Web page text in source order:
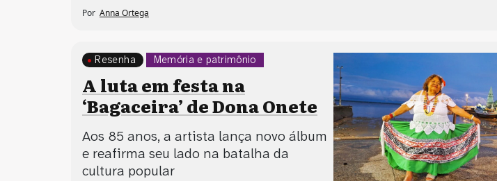
Por Anna Ortega
Memória e patrimônio
Processos artísticos
Resenha
A luta em festa na
‘Bagaceira’ de Dona Onete
Aos 85 anos, a artista lança novo álbum
e reafirma seu lado na batalha da
cultura popular